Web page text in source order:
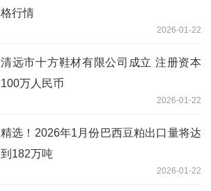
格行情
2026-01-22
清远市十方鞋材有限公司成立 注册资本
100万人民币
2026-01-22
精选！2026年1月份巴西豆粕出口量将达
到182万吨
2026-01-22